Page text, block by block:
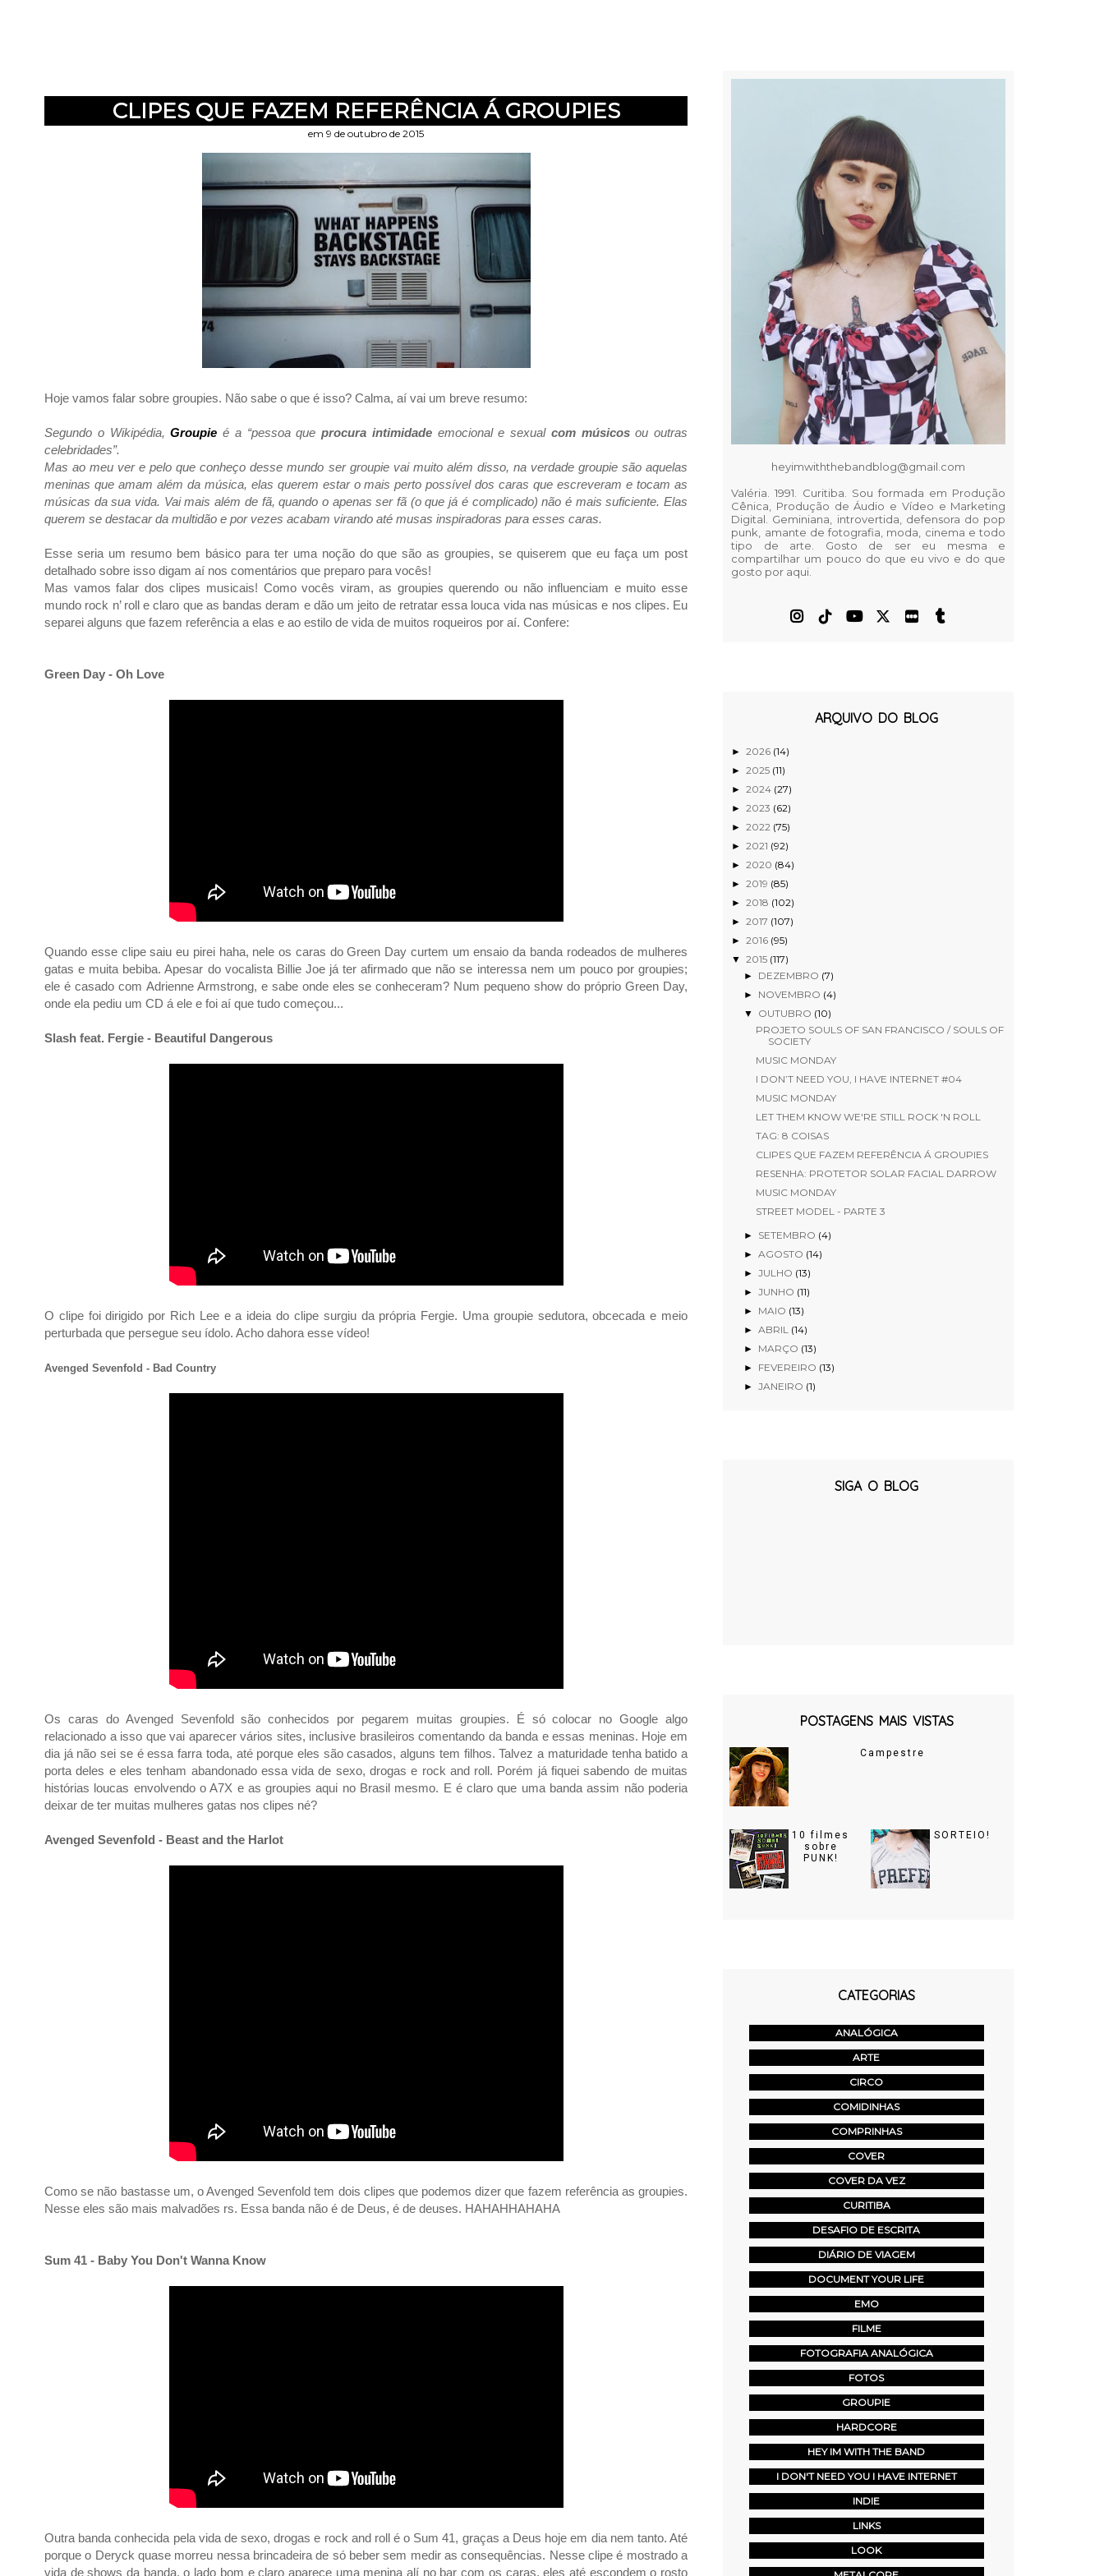
CLIPES QUE FAZEM REFERÊNCIA Á GROUPIES
em 9 de outubro de 2015
Hoje vamos falar sobre groupies. Não sabe o que é isso? Calma, aí vai um breve resumo:
Segundo o Wikipédia, Groupie é a “pessoa que procura intimidade emocional e sexual com músicosou outras
celebridades”.
Mas ao meu ver e pelo que conheço desse mundo ser groupie vai muito além disso, na verdade groupie são aquelas
meninas que amam além da música, elas querem estar o mais perto possível dos caras que escreveram e tocam as
músicas da sua vida. Vai mais além de fã, quando o apenas ser fã (o que já é complicado) não é mais suficiente. Elas
querem se destacar da multidão e por vezes acabam virando até musas inspiradoras para esses caras.
Esse seria um resumo bem básico para ter uma noção do que são as groupies, se quiserem que eu faça um post
detalhado sobre isso digam aí nos comentários que preparo para vocês!
Mas vamos falar dos clipes musicais! Como vocês viram, as groupies querendo ou não influenciam e muito esse
mundo rock n’ roll e claro que as bandas deram e dão um jeito de retratar essa louca vida nas músicas e nos clipes. Eu
separei alguns que fazem referência a elas e ao estilo de vida de muitos roqueiros por aí. Confere:
Green Day - Oh Love
Quando esse clipe saiu eu pirei haha, nele os caras do Green Day curtem um ensaio da banda rodeados de mulheres
gatas e muita bebiba. Apesar do vocalista Billie Joe já ter afirmado que não se interessa nem um pouco por groupies;
ele é casado com Adrienne Armstrong, e sabe onde eles se conheceram? Num pequeno show do próprio Green Day,
onde ela pediu um CD á ele e foi aí que tudo começou...
Slash feat. Fergie - Beautiful Dangerous
O clipe foi dirigido por Rich Lee e a ideia do clipe surgiu da própria Fergie. Uma groupie sedutora, obcecada e meio
perturbada que persegue seu ídolo. Acho dahora esse vídeo!
Avenged Sevenfold - Bad Country
Os caras do Avenged Sevenfold são conhecidos por pegarem muitas groupies. É só colocar no Google algo
relacionado a isso que vai aparecer vários sites, inclusive brasileiros comentando da banda e essas meninas. Hoje em
dia já não sei se é essa farra toda, até porque eles são casados, alguns tem filhos. Talvez a maturidade tenha batido a
porta deles e eles tenham abandonado essa vida de sexo, drogas e rock and roll. Porém já fiquei sabendo de muitas
histórias loucas envolvendo o A7X e as groupies aqui no Brasil mesmo. E é claro que uma banda assim não poderia
deixar de ter muitas mulheres gatas nos clipes né?
Avenged Sevenfold - Beast and the Harlot
Como se não bastasse um, o Avenged Sevenfold tem dois clipes que podemos dizer que fazem referência as groupies.
Nesse eles são mais malvadões rs. Essa banda não é de Deus, é de deuses. HAHAHHAHAHA
Sum 41 - Baby You Don't Wanna Know
Outra banda conhecida pela vida de sexo, drogas e rock and roll é o Sum 41, graças a Deus hoje em dia nem tanto. Até
porque o Deryck quase morreu nessa brincadeira de só beber sem medir as consequências. Nesse clipe é mostrado a
vida de shows da banda, o lado bom e claro aparece uma menina alí no bar com os caras, eles até escondem o rosto
heyimwiththebandblog@gmail.com
Valéria. 1991. Curitiba. Sou formada em Produção
Cênica, Produção de Áudio e Vídeo e Marketing
Digital. Geminiana, introvertida, defensora do pop
punk, amante de fotografia, moda, cinema e todo
tipo de arte. Gosto de ser eu mesma e
compartilhar um pouco do que eu vivo e do que
gosto por aqui.
ARQUIVO DO BLOG
►2026 (14)
►2025 (11)
►2024 (27)
►2023 (62)
►2022 (75)
►2021 (92)
►2020 (84)
►2019 (85)
►2018 (102)
►2017 (107)
►2016 (95)
▼2015 (117)
► DEZEMBRO (7)
► NOVEMBRO (4)
▼ OUTUBRO (10)
PROJETO SOULS OF SAN FRANCISCO / SOULS OF
SOCIETY
MUSIC MONDAY
I DON’T NEED YOU, I HAVE INTERNET #04
MUSIC MONDAY
LET THEM KNOW WE'RE STILL ROCK 'N ROLL
TAG: 8 COISAS
CLIPES QUE FAZEM REFERÊNCIA Á GROUPIES
RESENHA: PROTETOR SOLAR FACIAL DARROW
MUSIC MONDAY
STREET MODEL - PARTE 3
► SETEMBRO (4)
► AGOSTO (14)
► JULHO (13)
► JUNHO (11)
► MAIO (13)
► ABRIL (14)
► MARÇO (13)
► FEVEREIRO (13)
► JANEIRO (1)
SIGA O BLOG
POSTAGENS MAIS VISTAS
Campestre
10 filmes
sobre
PUNK!
SORTEIO!
CATEGORIAS
ANALÓGICA
ARTE
CIRCO
COMIDINHAS
COMPRINHAS
COVER
COVER DA VEZ
CURITIBA
DESAFIO DE ESCRITA
DIÁRIO DE VIAGEM
DOCUMENT YOUR LIFE
EMO
FILME
FOTOGRAFIA ANALÓGICA
FOTOS
GROUPIE
HARDCORE
HEY IM WITH THE BAND
I DON'T NEED YOU I HAVE INTERNET
INDIE
LINKS
LOOK